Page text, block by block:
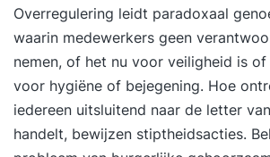
oplossingen. De belangrijkste
cursus zijn:• Principes van
rol van compliance in AI-
wet- en regelgeving, inclusief de
AI Act.• Ethische vraagstukken en
verantwoord inzet in
Overregulering leidt paradoxaal
waarin medewerkers geen
nemen, of het nu voor veiligheid is
voor hygiëne of bejegening. Hoe
iedereen uitsluitend naar de letter
handelt, bewijzen stiptheidsacties.